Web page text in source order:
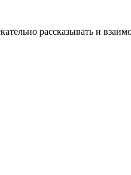
рассказывать и